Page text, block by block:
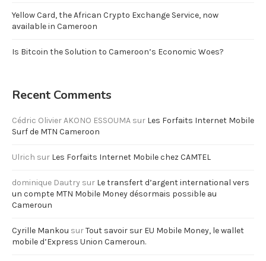
Yellow Card, the African Crypto Exchange Service, now
available in Cameroon
Is Bitcoin the Solution to Cameroon’s Economic Woes?
Recent Comments
Cédric Olivier AKONO ESSOUMA sur Les Forfaits Internet Mobile
Surf de MTN Cameroon
Ulrich sur Les Forfaits Internet Mobile chez CAMTEL
dominique Dautry sur Le transfert d’argent international vers
un compte MTN Mobile Money désormais possible au
Cameroun
Cyrille Mankou surTout savoir sur EU Mobile Money, le wallet
mobile d’Express Union Cameroun.